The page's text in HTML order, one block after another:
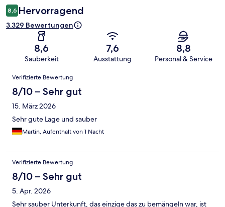
8,6 Hervorragend
3.329 Bewertungen
8,6
Sauberkeit
7,6
Ausstattung
8,8
Personal & Service
Bewertungen
Verifizierte Bewertung
8/10 – Sehr gut
15. März 2026
Sehr gute Lage und sauber
Martin, Aufenthalt von 1 Nacht
Verifizierte Bewertung
8/10 – Sehr gut
5. Apr. 2026
Sehr sauber Unterkunft, das einzige das zu bemängeln war, ist